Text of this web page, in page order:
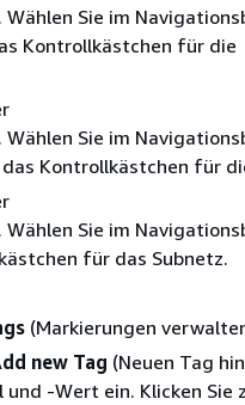
. Wählen Sie im
Kontrollkästchen für die
. Wählen Sie im
Kontrollkästchen für
. Wählen Sie im
für das Subnetz.
(Markierungen
new Tag (Neuen Tag
-Wert ein. Klicken Sie